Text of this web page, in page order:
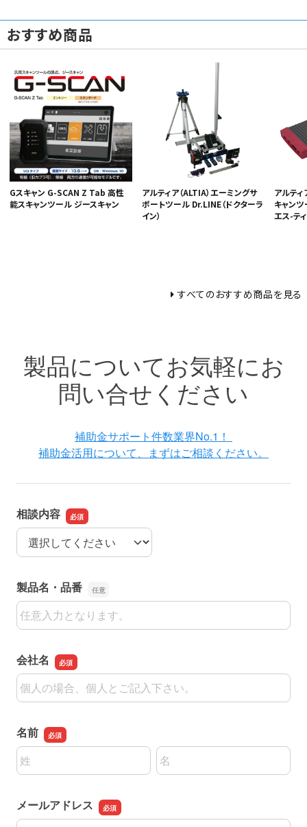
おすすめ商品
Gスキャン G-SCAN Z Tab 高性
能スキャンツール ジースキャン
アルティア（ALTIA）エーミングサ
ポートツール Dr.LINE（ドクターラ
イン）
アルティ
キャン
エス-テ
すべてのおすすめ商品を見る